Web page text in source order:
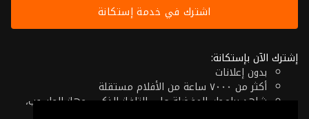
اشترك في خدمة إستكانة
إشترك الآن بإستكانة:
بدون إعلانات
أكثر من ٧٠٠٠ ساعة من الأفلام مستقلة
شاهد برامجك المفضلة على التلفاز الذكي، جهاز الحاسوب،